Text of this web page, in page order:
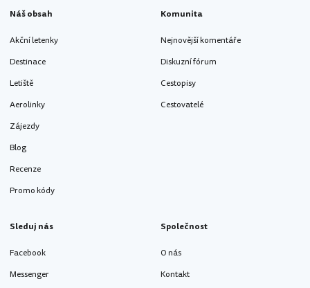
Náš obsah
Akční letenky
Destinace
Letiště
Aerolinky
Zájezdy
Blog
Recenze
Promo kódy
Komunita
Nejnovější komentáře
Diskuzní fórum
Cestopisy
Cestovatelé
Sleduj nás
Facebook
Messenger
Společnost
O nás
Kontakt